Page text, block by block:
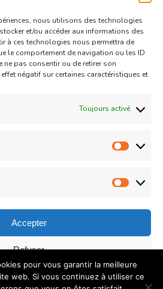
nous utilisons des technologies
et/ou accéder aux informations des
à ces technologies nous permettra de
le comportement de navigation ou les ID
ne pas consentir ou de retirer son
négatif sur certaines caractéristiques et
Toujours activé
Accepter
Refuser
les préférences
très fondants
de fraise
Coeurs
confiture
fraise
: Cuisine du Monde. All
Quest | Developed ByWP
byWordPress. Politique de
pour vous garantir la meilleure
web. Si vous continuez à utiliser ce